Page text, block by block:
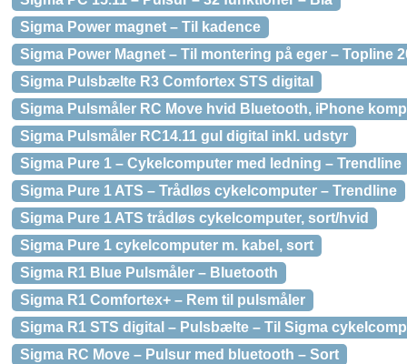
Sigma Power magnet – Til kadence
Sigma Power Magnet – Til montering på eger – Topline
Sigma Pulsbælte R3 Comfortex STS digital
Sigma Pulsmåler RC Move hvid Bluetooth, iPhone
Sigma Pulsmåler RC14.11 gul digital inkl. udstyr
Sigma Pure 1 – Cykelcomputer med ledning – Trendline
Sigma Pure 1 ATS – Trådløs cykelcomputer – Trendline
Sigma Pure 1 ATS trådløs cykelcomputer, sort/hvid
Sigma Pure 1 cykelcomputer m. kabel, sort
Sigma R1 Blue Pulsmåler – Bluetooth
Sigma R1 Comfortex+ – Rem til pulsmåler
Sigma R1 STS digital – Pulsbælte – Til Sigma
Sigma RC Move – Pulsur med bluetooth – Sort